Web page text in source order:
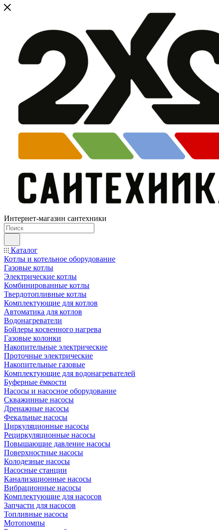
Интернет-магазин сантехники
Каталог
Котлы и котельное оборудование
Газовые котлы
Электрические котлы
Комбинированные котлы
Твердотопливные котлы
Комплектующие для котлов
Автоматика для котлов
Водонагреватели
Бойлеры косвенного нагрева
Газовые колонки
Накопительные электрические
Проточные электрические
Накопительные газовые
Комплектующие для водонагревателей
Буферные ёмкости
Насосы и насосное оборудование
Скважинные насосы
Дренажные насосы
Фекальные насосы
Циркуляционные насосы
Рециркуляционные насосы
Повышающие давление насосы
Поверхностные насосы
Колодезные насосы
Насосные станции
Канализационные насосы
Вибрационные насосы
Комплектующие для насосов
Запчасти для насосов
Топливные насосы
Мотопомпы